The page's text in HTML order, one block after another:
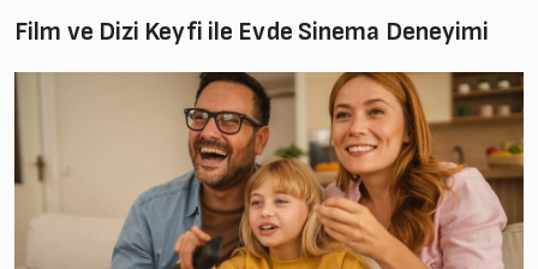
Film ve Dizi Keyfi ile Evde Sinema Deneyimi